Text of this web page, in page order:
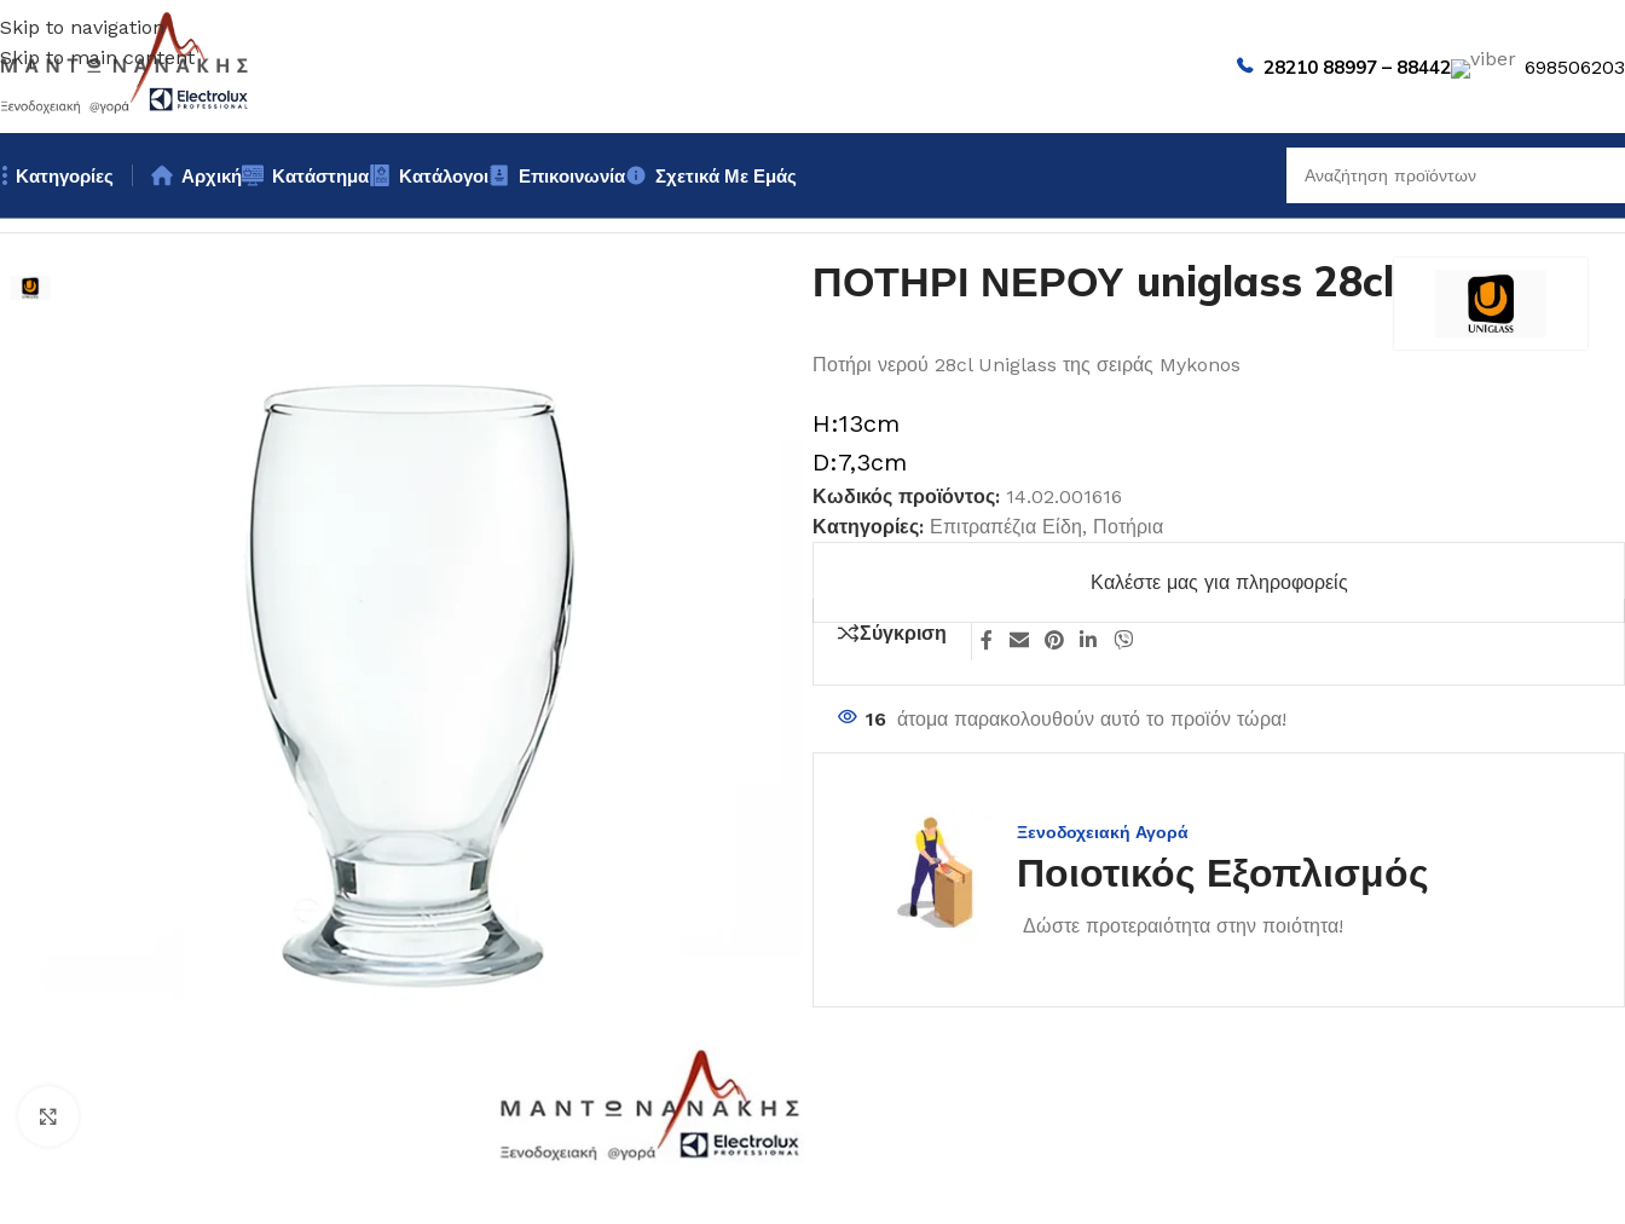
Skip to navigation
Skip to main content
28210 88997 – 88442
Κατηγορίες Αρχική Κατάστημα Κατάλογοι Επικοινωνία
Σχετικά Με Εμάς
ΠΟΤΗΡΙ ΝΕΡΟΥ uniglass 28cl
Ποτήρι νερού 28cl Uniglass της σειράς Mykonos
H:13cm
D:7,3cm
Κωδικός προϊόντος: 14.02.001616
Κατηγορίες: Επιτραπέζια Είδη, Ποτήρια
Καλέστε μας για πληροφορείς
Σύγκριση
16 άτομα παρακολουθούν αυτό το προϊόν τώρα!
Ξενοδοχειακή Αγορά
Ποιοτικός Εξοπλισμός
Δώστε προτεραιότητα στην ποιότητα!